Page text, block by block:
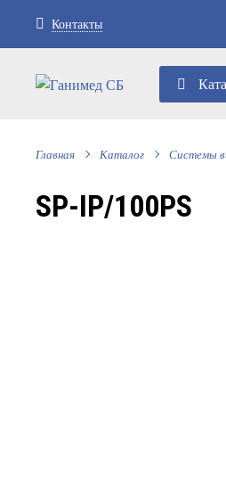
Контакты
Главная Каталог Системы
SP-IP/100PS